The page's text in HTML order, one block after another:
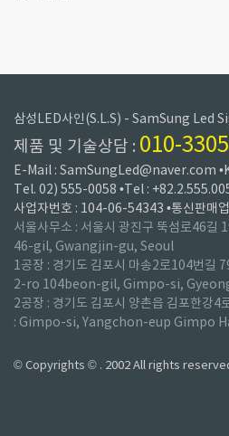
삼성LED사인(S.L.S) - SamSung Led
제품 및 기술상담 : 010-
E-Mail : SamSungLed@naver.com
Tel. 02) 555-0058 •Tel :
사업자번호 : 104-06-54343 •통신판매
서울사무소 : 서울시 광진구 뚝섬로46
46-gil, Gwangjin-gu, Seoul
1공장 : 경기도 김포시 마송2로104번
2-ro 104beon-gil, Gimpo-si,
2공장 : 경기도 김포시 양촌읍 김포한
: Gimpo-si, Yangchon-eup Gimpo
© Copyrights © . 2002 All rights